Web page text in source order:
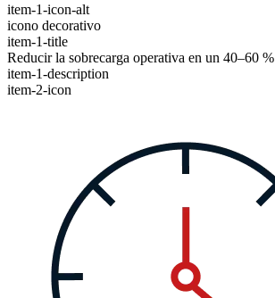
item-1-icon-alt
icono decorativo
item-1-title
Reducir la sobrecarga operativa en un 40–60 %
item-1-description
item-2-icon